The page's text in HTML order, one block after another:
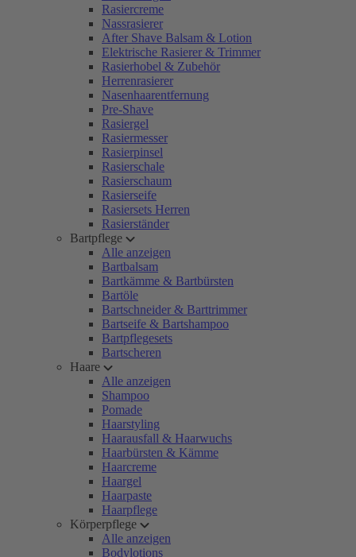
Rasiercreme
Nassrasierer
After Shave Balsam & Lotion
Elektrische Rasierer & Trimmer
Rasierhobel & Zubehör
Herrenrasierer
Nasenhaarentfernung
Pre-Shave
Rasiergel
Rasiermesser
Rasierpinsel
Rasierschale
Rasierschaum
Rasierseife
Rasiersets Herren
Rasierständer
Bartpflege
Alle anzeigen
Bartbalsam
Bartkämme & Bartbürsten
Bartöle
Bartschneider & Barttrimmer
Bartseife & Bartshampoo
Bartpflegesets
Bartscheren
Haare
Alle anzeigen
Shampoo
Pomade
Haarstyling
Haarausfall & Haarwuchs
Haarbürsten & Kämme
Haarcreme
Haargel
Haarpaste
Haarpflege
Körperpflege
Alle anzeigen
Bodylotions